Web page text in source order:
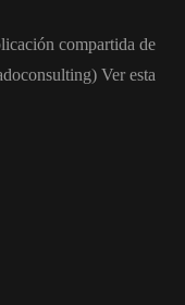
compartida de
Ver esta